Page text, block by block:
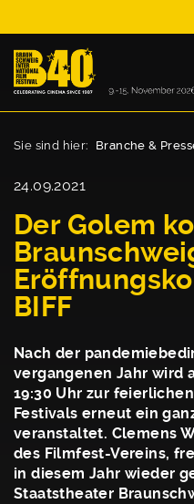
Sie sind hier: Branche &
24.09.2021
Der Golem
BIFF
Nach der
vergangenen Jahr wird
19:30 Uhr zur
Festivals erneut ein
veranstaltet. Clemens
des Filmfest-Vereins,
in diesem Jahr wieder
Staatstheater